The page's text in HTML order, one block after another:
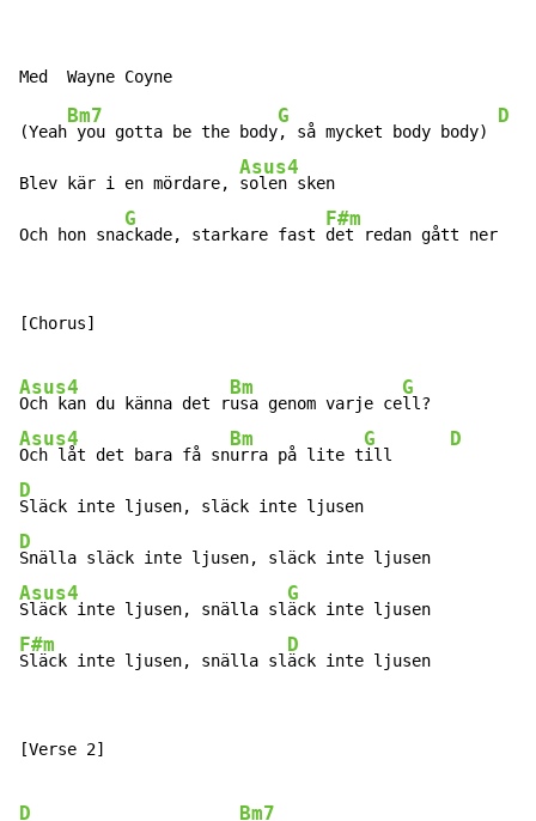
(Yeah
Bm7
you gotta be the body
G
, så mycket body body)
D
Blev kär i en mördare,
Asus4
solen sken
Och hon sna
G
ckade, starkare fast
F#m
det redan gått ner
[Chorus]
Asus4
Och kan du känna det r
Bm
usa genom varje ce
G
ll?
Asus4
Och låt det bara få sn
Bm
urra på lite t
G
ill
D
D
D
Asus4
Släck inte ljusen, snälla sl
G
F#m
Släck inte ljusen, snälla sl
D
äck inte ljusen
[Verse 2]
D Bm7